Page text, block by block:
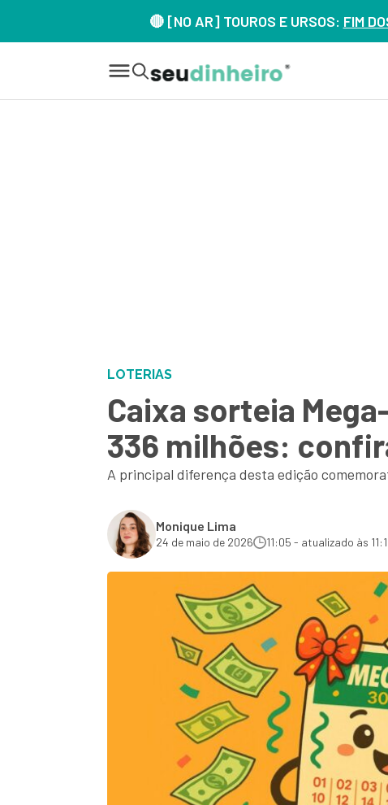
🔴 [NO AR] TOUROS E URSOS: FIM
LOTERIAS
Caixa sorteia
336 milhões:
A principal diferença desta edição
Monique Lima
24 de maio de 2026 11:05 - atualizado às